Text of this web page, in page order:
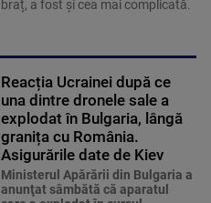
braț, a fost și cea mai complicată.
Reacția Ucrainei după ce
una dintre dronele sale a
explodat în Bulgaria, lângă
granița cu România.
Asigurările date de Kiev
Ministerul Apărării din Bulgaria a
anunţat sâmbătă că aparatul